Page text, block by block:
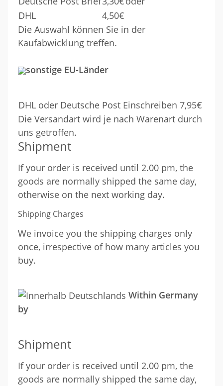
DHL
4,50€
Die Auswahl können Sie in der
Kaufabwicklung treffen.
sonstige EU-Länder
DHL oder Deutsche Post Einschreiben 7,95€
Die Versandart wird je nach Warenart durch
uns getroffen.
Shipment
If your order is received until 2.00 pm, the
goods are normally shipped the same day,
otherwise on the next working day.
Shipping Charges
We invoice you the shipping charges only
once, irrespective of how many articles you
buy.
Within Germany
by
Shipment
If your order is received until 2.00 pm, the
goods are normally shipped the same day,